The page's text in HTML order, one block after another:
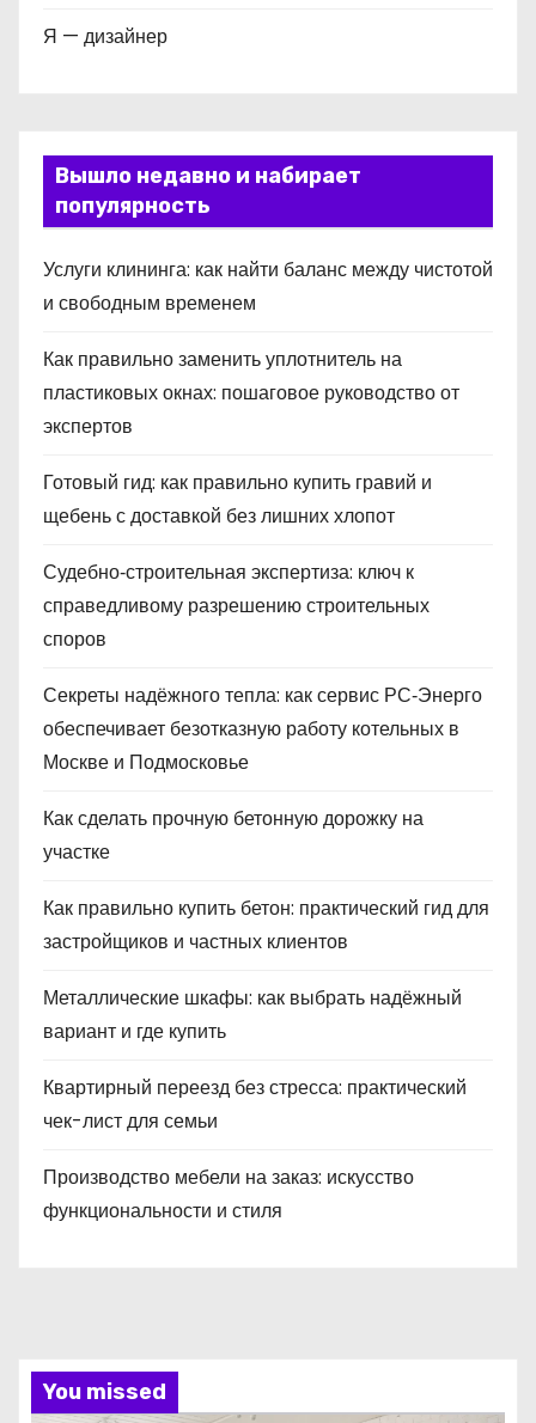
Я — дизайнер
Вышло недавно и набирает
популярность
Услуги клининга: как найти баланс между чистотой
и свободным временем
Как правильно заменить уплотнитель на
пластиковых окнах: пошаговое руководство от
экспертов
Готовый гид: как правильно купить гравий и
щебень с доставкой без лишних хлопот
Судебно‑строительная экспертиза: ключ к
справедливому разрешению строительных
споров
Секреты надёжного тепла: как сервис РС‑Энерго
обеспечивает безотказную работу котельных в
Москве и Подмосковье
Как сделать прочную бетонную дорожку на
участке
Как правильно купить бетон: практический гид для
застройщиков и частных клиентов
Металлические шкафы: как выбрать надёжный
вариант и где купить
Квартирный переезд без стресса: практический
чек-лист для семьи
Производство мебели на заказ: искусство
функциональности и стиля
You missed